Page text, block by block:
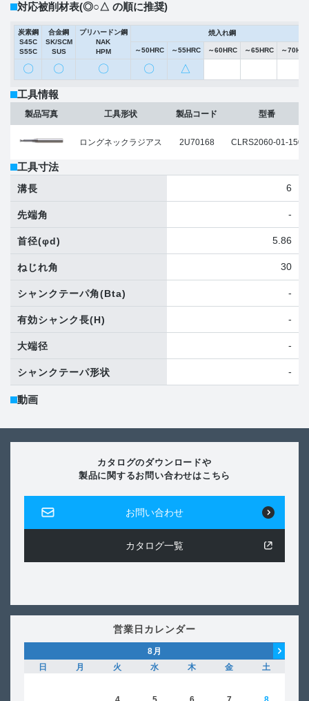
対応被削材表(◎○△ の順に推奨)
炭素鋼
S45C
S55C
合金鋼
SK/SCM
SUS
プリハードン鋼
NAK
HPM
焼入れ鋼
～50HRC ～55HRC ～60HRC ～65HRC ～
〇 〇 〇 〇 △
工具情報
製品写真 工具形状
ロングネックラジアス
製品コード
2U70168
型番
CLRS2060-01-150
工具寸法
溝長 6
先端角 -
首径(φd) 5.86
ねじれ角 30
シャンクテーパ角(Bta) -
有効シャンク長(H) -
大端径 -
シャンクテーパ形状 -
動画
カタログのダウンロードや
製品に関するお問い合わせはこちら
お問い合わせ
カタログ一覧
営業日カレンダー
8月
日
月 火 水 木 金
土